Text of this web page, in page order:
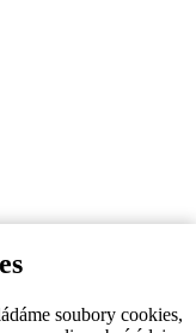
soubory cookies,